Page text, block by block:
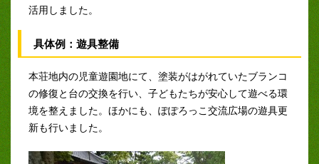
活用しました。
具体例：遊具整備
本荘地内の児童遊園地にて、塗装がはがれていたブランコ
の修復と台の交換を行い、子どもたちが安心して遊べる環
境を整えました。ほかにも、ぽぽろっこ交流広場の遊具更
新も行いました。